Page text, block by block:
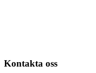
Kontakta oss